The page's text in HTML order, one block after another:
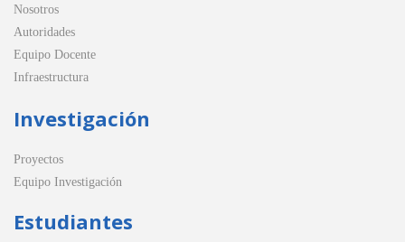
Nosotros
Autoridades
Equipo Docente
Infraestructura
Investigación
Proyectos
Equipo Investigación
Estudiantes